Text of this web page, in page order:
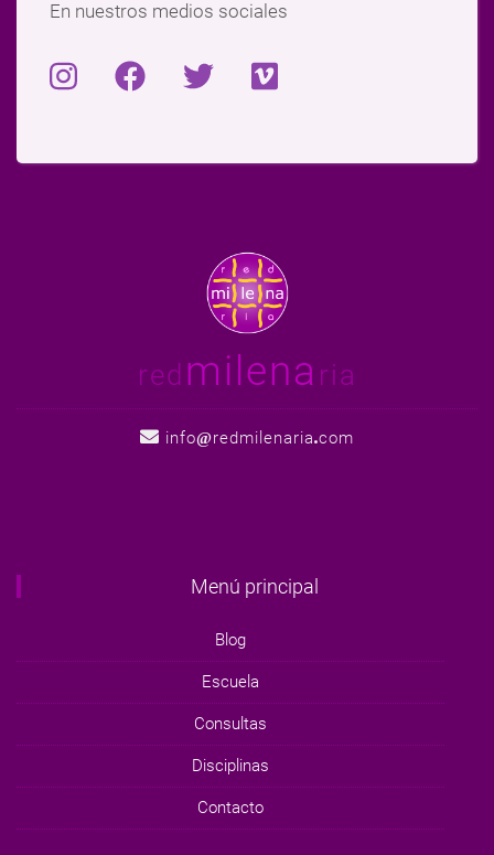
En nuestros medios sociales
red milena ria
info redmilenaria com
Menú principal
Blog
Escuela
Consultas
Disciplinas
Contacto